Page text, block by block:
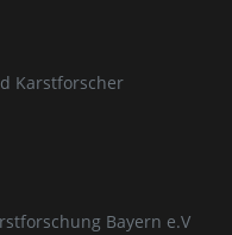
Karstforscher
Bayern e.V